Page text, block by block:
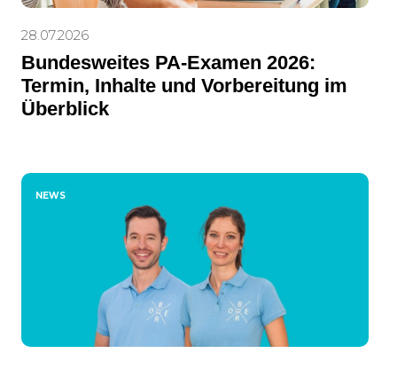
28.07.2026
Bundesweites PA-Examen 2026:
Termin, Inhalte und Vorbereitung im
Überblick
NEWS